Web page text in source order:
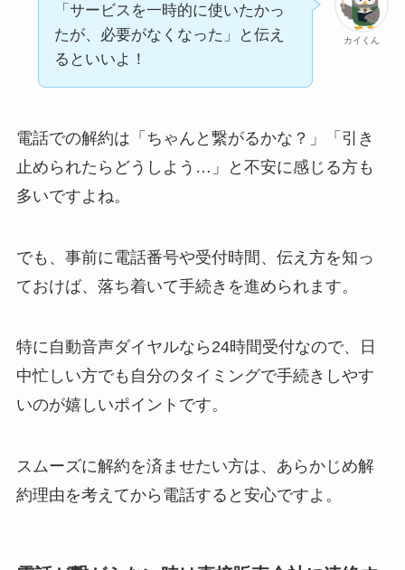
カイくん
「サービスを一時的に使いたかっ
たが、必要がなくなった」と伝え
るといいよ！
電話での解約は「ちゃんと繋がるかな？」「引き
止められたらどうしよう…」と不安に感じる方も
多いですよね。
でも、事前に電話番号や受付時間、伝え方を知っ
ておけば、落ち着いて手続きを進められます。
特に自動音声ダイヤルなら24時間受付なので、日
中忙しい方でも自分のタイミングで手続きしやす
いのが嬉しいポイントです。
スムーズに解約を済ませたい方は、あらかじめ解
約理由を考えてから電話すると安心ですよ。